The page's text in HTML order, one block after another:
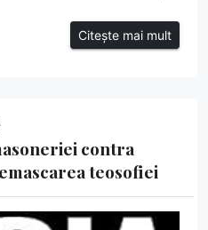
Citește mai mult
contra
teosofiei